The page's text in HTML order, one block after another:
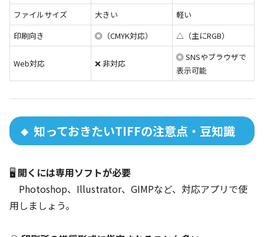
ファイルサイズ
大きい
軽い
印刷向き
◎（CMYK対応） △（主にRGB）
Web対応 ❌ 非対応
◎ SNSやブラウザで
表示可能
🔸 知っておきたいTIFFの注意点・豆知識
🖥 開くには専用ソフトが必要
Photoshop、Illustrator、GIMPなど、対応アプリで使
用しましょう。